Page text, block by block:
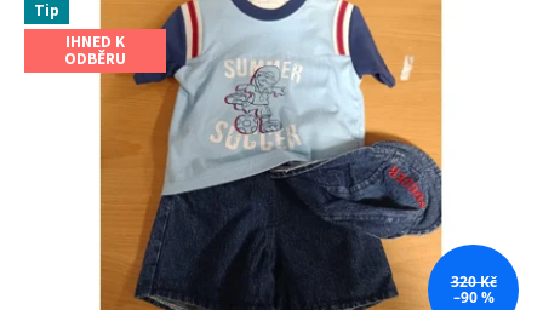
Tip
IHNED K
ODBĚRU
320 Kč
–90 %